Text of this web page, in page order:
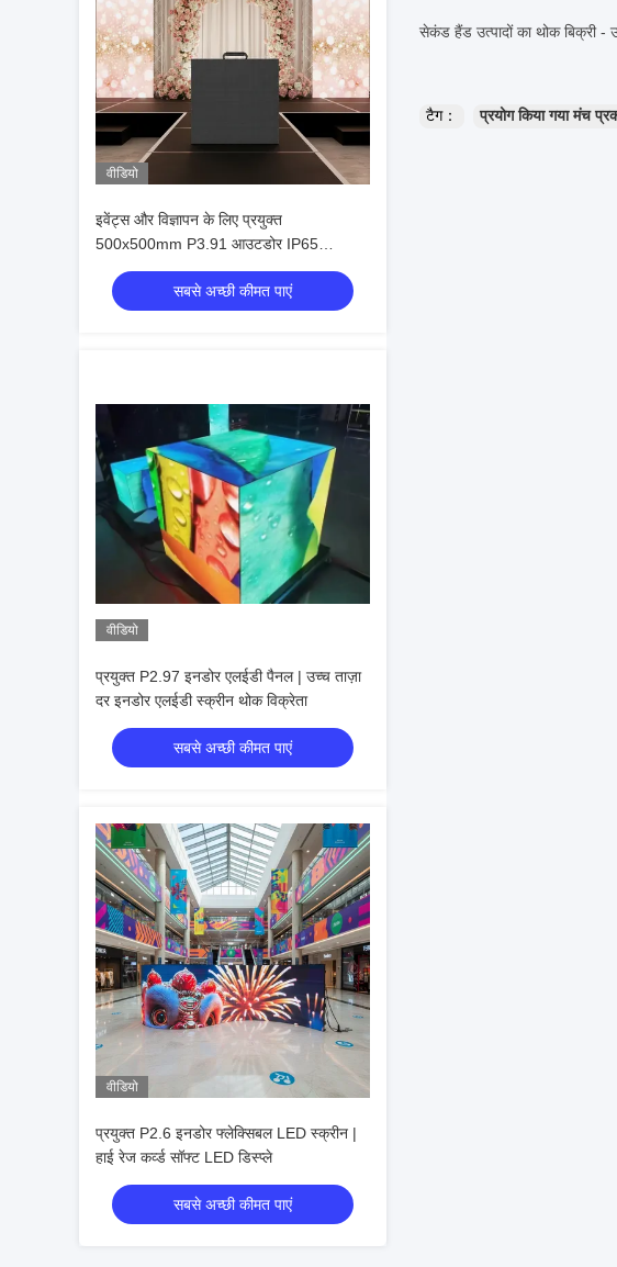
वीडियो
इवेंट्स और विज्ञापन के लिए प्रयुक्त
500x500mm P3.91 आउटडोर IP65
वाटरप्रूफ LED वीडियो वॉल स्क्रीन
सबसे अच्छी कीमत पाएं
वीडियो
प्रयुक्त P2.97 इनडोर एलईडी पैनल | उच्च ताज़ा
दर इनडोर एलईडी स्क्रीन थोक विक्रेता
सबसे अच्छी कीमत पाएं
वीडियो
प्रयुक्त P2.6 इनडोर फ्लेक्सिबल LED स्क्रीन |
हाई रेज कर्व्ड सॉफ्ट LED डिस्प्ले
सबसे अच्छी कीमत पाएं
सेकंड हैंड उत्पादों का थोक बिक्री -
टैग： प्रयोग किया गया मंच